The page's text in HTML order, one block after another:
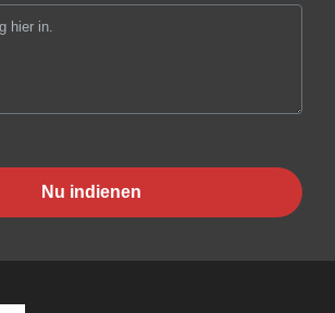
Nu indienen